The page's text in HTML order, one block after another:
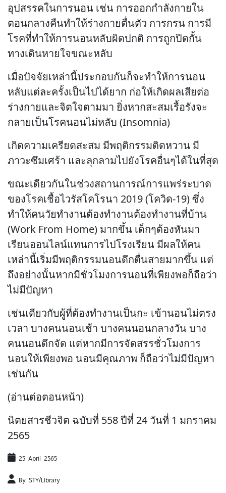
อุปสรรคในการนอน เช่น การออกกำลังกายใน
ตอนกลางคืนทำให้ร่างกายตื่นตัว การกรน การมี
โรคที่ทำให้การนอนหลับผิดปกติ การถูกปิดกั้น
ทางเดินหายใจขณะหลับ
เมื่อปัจจัยเหล่านี้ประกอบกันก็จะทำให้การนอน
หลับแต่ละครั้งเป็นไปได้ยาก ก่อให้เกิดผลเสียต่อ
ร่างกายและจิตใจตามมา ยิ่งหากสะสมเรื้อรังจะ
กลายเป็นโรคนอนไม่หลับ (Insomnia)
เกิดความเครียดสะสม มีพฤติกรรมติดหวาน มี
ภาวะซึมเศร้า และลุกลามไปยังโรคอื่นๆได้ในที่สุด
ขณะเดียวกันในช่วงสถานการณ์การแพร่ระบาด
ของโรคเชื้อไวรัสโคโรนา 2019 (โควิด-19) ซึ่ง
ทำให้คนวัยทำงานต้องทำงานต้องทำงานที่บ้าน
(Work From Home) มากขึ้น เด็กๆต้องหันมา
เรียนออนไลน์แทนการไปโรงเรียน มีผลให้คน
เหล่านี้เริ่มมีพฤติกรรมนอนดึกตื่นสายมากขึ้น แต่
ถึงอย่างนั้นหากมีชั่วโมงการนอนที่เพียงพอก็ถือว่า
ไม่มีปัญหา
เช่นเดียวกับผู้ที่ต้องทำงานเป็นกะ เข้านอนไม่ตรง
เวลา บางคนนอนเช้า บางคนนอนกลางวัน บาง
คนนอนดึกจัด แต่หากมีการจัดสรรชั่วโมงการ
นอนให้เพียงพอ นอนมีคุณภาพ ก็ถือว่าไม่มีปัญหา
เช่นกัน
(อ่านต่อตอนหน้า)
นิตยสารชีวจิต ฉบับที่ 558 ปีที่ 24 วันที่ 1 มกราคม
2565
25 April 2565
By STY/Library